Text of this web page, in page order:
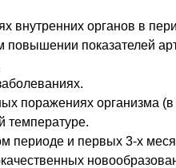
внутренних органов в
показателей
поражениях организма
температуре.
периоде и первых 3-х